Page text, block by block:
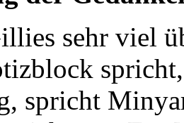
sehr viel
spricht